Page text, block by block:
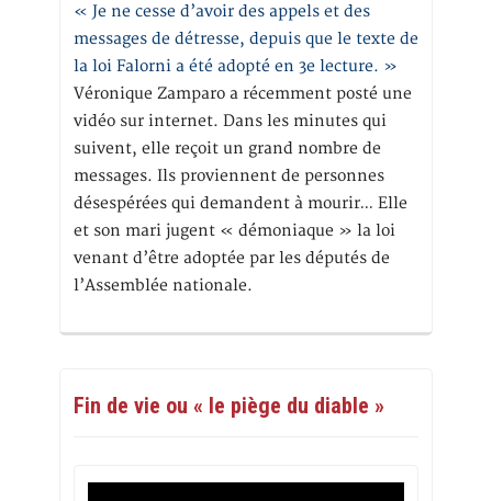
« Je ne cesse d’avoir des appels et des
messages de détresse, depuis que le texte de
la loi Falorni a été adopté en 3e lecture. »
Véronique Zamparo a récemment posté une
vidéo sur internet. Dans les minutes qui
suivent, elle reçoit un grand nombre de
messages. Ils proviennent de personnes
désespérées qui demandent à mourir… Elle
et son mari jugent « démoniaque » la loi
venant d’être adoptée par les députés de
l’Assemblée nationale.
Fin de vie ou « le piège du diable »